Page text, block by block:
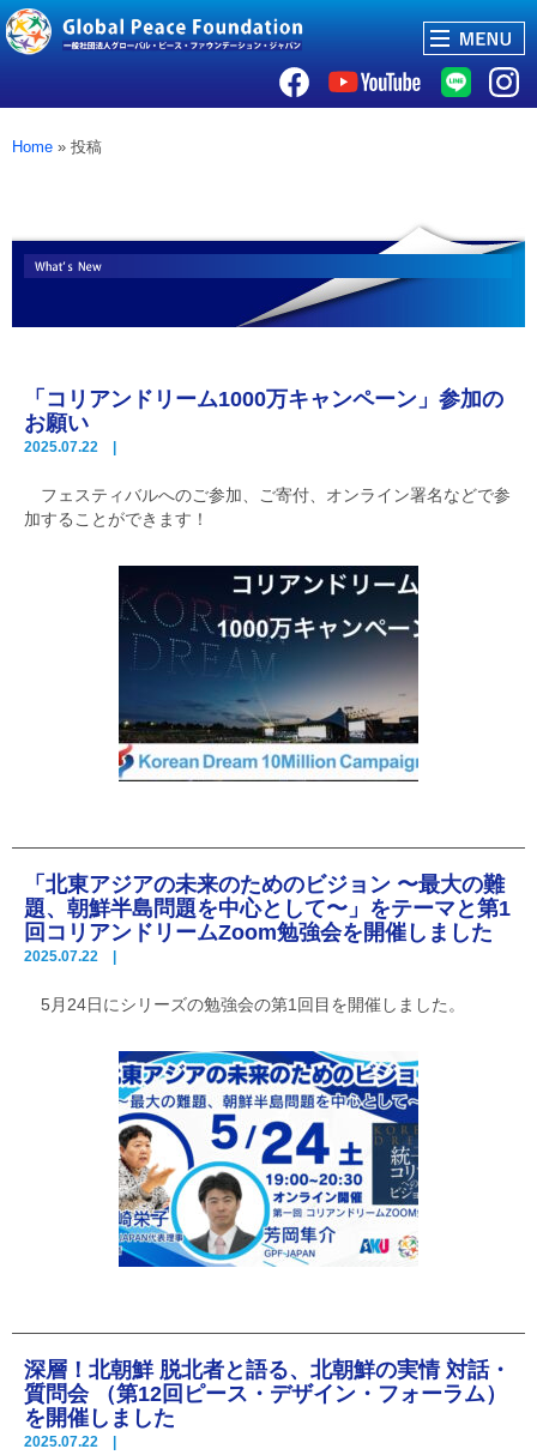
Home » 投稿
「コリアンドリーム1000万キャンペーン」参加の
お願い
2025.07.22 |
フェスティバルへのご参加、ご寄付、オンライン署名などで参
加することができます！
「北東アジアの未来のためのビジョン 〜最大の難
題、朝鮮半島問題を中心として〜」をテーマと第1
回コリアンドリームZoom勉強会を開催しました
2025.07.22 |
5月24日にシリーズの勉強会の第1回目を開催しました。
深層！北朝鮮 脱北者と語る、北朝鮮の実情 対話・
質問会 （第12回ピース・デザイン・フォーラム）
を開催しました
2025.07.22 |